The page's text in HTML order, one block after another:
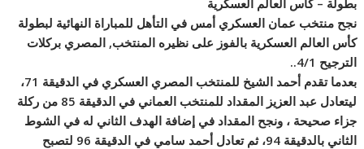
بطولة – كأس العالم العسكرية
نجح منتخب عمان العسكري أمس في التأهل للمباراة النهائية لبطولة
كأس العالم العسكرية بالفوز على نظيره المنتخب, المصري بركلات
الترجيح 4/1..
بعدما تقدم أحمد الشيخ للمنتخب المصري العسكري في الدقيقة 71،
ليتعادل عبد العزيز المقداد للمنتخب العماني في الدقيقة 85 من ركلة
جزاء صحيحة ، ونجح المقداد في إضافة الهدف الثاني له في الشوط
الثاني بالدقيقة 94، ثم تعادل أحمد سامي في الدقيقة 96 لت
صبح